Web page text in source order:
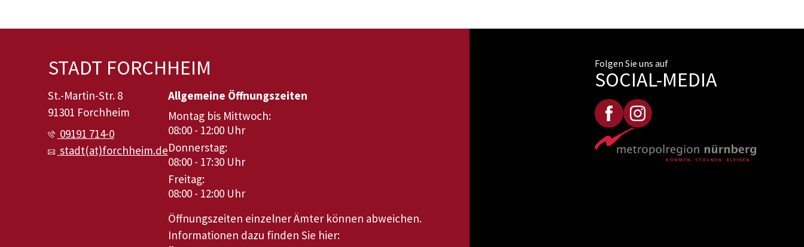
STADT FORCHHEIM
St.-Martin-Str. 8
91301 Forchheim
09191 714-0
stadt(at)forchheim.de
Allgemeine Öffnungszeiten
Montag bis Mittwoch:
08:00 - 12:00 Uhr
Donnerstag:
08:00 - 17:30 Uhr
Freitag:
08:00 - 12:00 Uhr
Öffnungszeiten einzelner Ämter können abweichen.
Informationen dazu finden Sie hier:
Folgen Sie uns auf
SOCIAL-MEDIA